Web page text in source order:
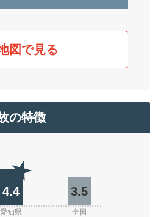
図で見る
の特徴
4.4 3.5
愛知県 全国